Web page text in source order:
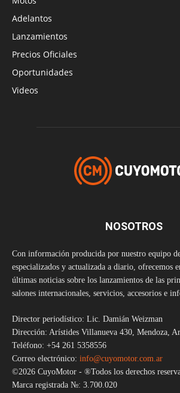
Adelantos
Lanzamientos
Precios Oficiales
Oportunidades
Videos
NOSOTROS
Con información producida por nuestro equipo
especializados y actualizada a diario, ofrecemos
últimas noticias sobre los lanzamientos de las
salones internacionales, servicios, accesorios e
Director periodístico: Lic. Damián Weizman
Dirección: Arístides Villanueva 430, Mendoza,
Teléfono: +54 261 5358556
Correo electrónico: info@cuyomotor.com.ar
©2026 CuyoMotor - ®Todos los derechos
Marca registrada №: 3.700.020